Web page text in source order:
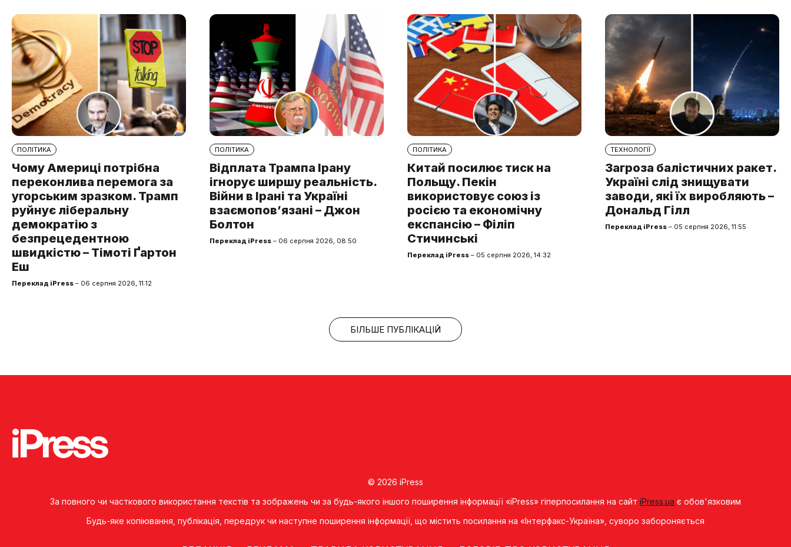
ПОЛІТИКА
Чому Америці потрібна
переконлива перемога за
угорським зразком. Трамп
руйнує ліберальну
демократію з
безпрецедентною
швидкістю – Тімоті Ґартон
Еш
Переклад iPress – 06 серпня 2026, 11:12
ПОЛІТИКА
Відплата Трампа Ірану
ігнорує ширшу реальність.
Війни в Ірані та Україні
взаємопов’язані – Джон
Болтон
Переклад iPress – 06 серпня 2026, 08:50
ПОЛІТИКА
Китай посилює тиск на
Польщу. Пекін
використовує союз із
росією та економічну
експансію – Філіп
Стичинські
Переклад iPress – 05 серпня 2026, 14:32
ТЕХНОЛОГІЇ
Загроза балістичних ракет.
Україні слід знищувати
заводи, які їх виробляють –
Дональд Гілл
Переклад iPress – 05 серпня 2026, 11:55
БІЛЬШЕ ПУБЛІКАЦІЙ
© 2026 iPress
За повного чи часткового використання текстів та зображень чи за будь-якого іншого поширення інформації «iPress» гіперпосилання на сайт iPress.ua є обов'язковим
Будь-яке копiювання, публiкацiя, передрук чи наступне поширення iнформацiї, що мiстить посилання на «Iнтерфакс-Україна», суворо забороняється